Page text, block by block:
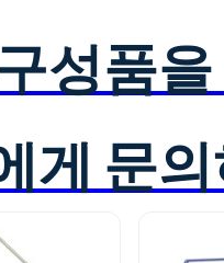
성품
게 문